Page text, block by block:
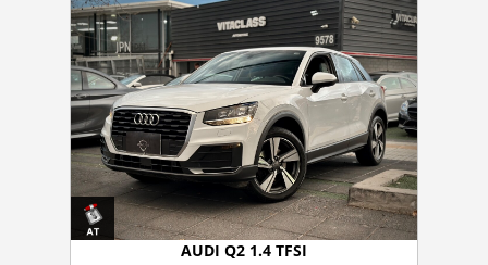
AUDI Q2 1.4 TFSI